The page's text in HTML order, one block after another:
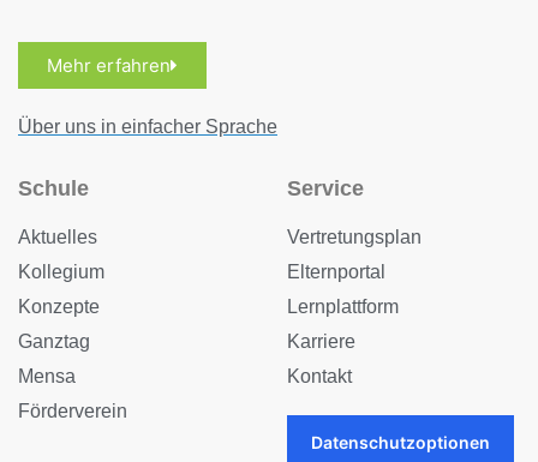
Mehr erfahren
Über uns in einfacher Sprache
Schule
Aktuelles
Kollegium
Konzepte
Ganztag
Mensa
Förderverein
Service
Vertretungsplan
Elternportal
Lernplattform
Karriere
Kontakt
Datenschutzoptionen